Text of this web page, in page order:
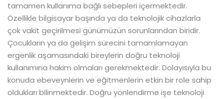
tamamen kullanıma bağlı sebepleri içermektedir.
Özellikle bilgisayar başında ya da teknolojik cihazlarla
çok vakit geçirilmesi günümüzün sorunlarından biridir.
Çocukların ya da gelişim sürecini tamamlamayan
ergenlik aşamasındaki bireylerin doğru teknoloji
kullanımına hakim olmaları gerekmektedir. Dolayısıyla bu
konuda ebeveynlerin ve eğitmenlerin etkin bir role sahip
oldukları bilinmektedir. Doğru yönlendirme işe teknoloji